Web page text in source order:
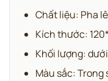
Chất liệu: Pha
Kích thước:
Khối lượng: dưới
Màu sắc: Trong